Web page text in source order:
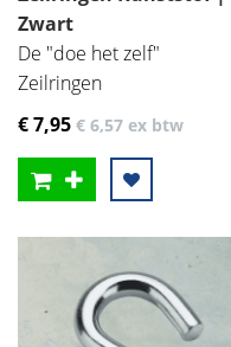
Zwart
De "doe het zelf"
Zeilringen
€ 7,95 € 6,57 ex btw